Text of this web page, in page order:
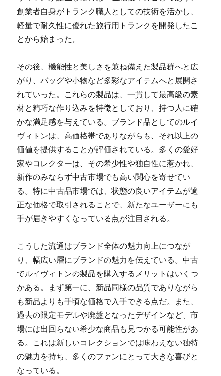
創業者自身がトランク職人としての技術を活かし、
軽量で耐久性に優れた旅行用トランクを開発したこ
とから始まった。
その後、機能性と美しさを兼ね備えた製品群へと広
がり、バッグや小物など多彩なアイテムへと展開さ
れていった。これらの製品は、一貫して最高級の素
材と精巧な作り込みを特徴としており、持つ人に確
かな満足感を与えている。ブランド品としてのルイ
ヴィトンは、高価格帯でありながらも、それ以上の
価値を提供することが評価されている。多くの愛好
家やコレクターは、その希少性や独自性に惹かれ、
新作のみならず中古市場でも高い関心を寄せてい
る。特に中古品市場では、状態の良いアイテムが適
正な価格で取引されることで、新たなユーザーにも
手が届きやすくなっている点が注目される。
こうした流通はブランド全体の魅力向上につなが
り、幅広い層にブランドの魅力を伝えている。中古
でルイヴィトンの製品を購入するメリットはいくつ
かある。まず第一に、新品同様の品質でありながら
も新品よりも手頃な価格で入手できる点だ。また、
過去の限定モデルや廃盤となったデザインなど、市
場には出回らない希少な商品も見つかる可能性があ
る。これは新しいコレクションでは味わえない独特
の魅力を持ち、多くのファンにとって大きな喜びと
なっている。